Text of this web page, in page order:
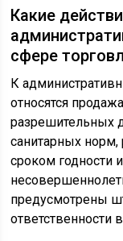
Какие
сфере
К
относятся
разрешительных
санитарных
сроком годности
предусмотрены
ответственности